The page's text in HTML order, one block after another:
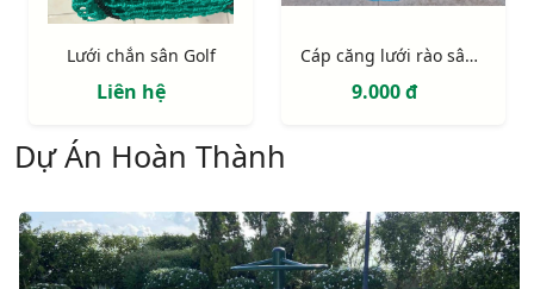
Lưới chắn sân Golf
Liên hệ
Cáp căng lưới rào sân bóng + tăng đơ + ốc siết cáp
9.000 đ
Dự Án Hoàn Thành